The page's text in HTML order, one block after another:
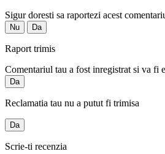
Sigur doresti sa raportezi acest
Nu Da
Raport trimis
Comentariul tau a fost inregistrat si va fi
Da
Reclamatia tau nu a putut fi trimisa
Da
Scrie-ti recenzia